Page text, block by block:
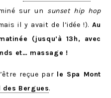
sur un sunset hip hop
il y avait de l’idée !). Au
(jusqu’à 13h, avec
et… massage !
reçue par le Spa Mont
des Bergues.